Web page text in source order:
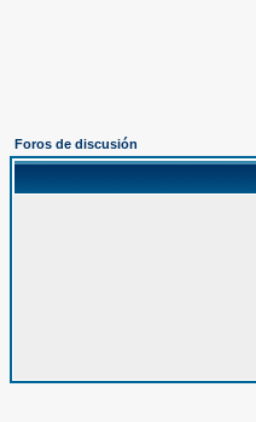
Foros de discusión